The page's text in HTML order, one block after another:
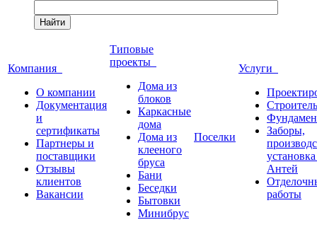
Найти
Компания
О компании
Документация
и
сертификаты
Партнеры и
поставщики
Отзывы
клиентов
Вакансии
Типовые
проекты
Дома из
блоков
Каркасные
дома
Дома из
клееного
бруса
Бани
Беседки
Бытовки
Минибрус
Поселки
Услуги
Заборы,
Антей
работы